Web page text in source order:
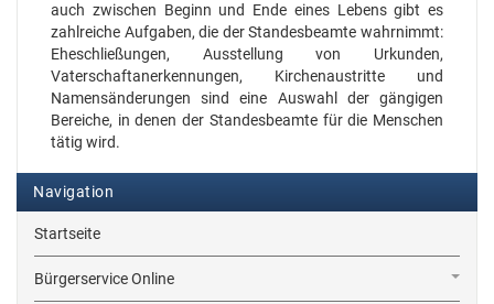
auch zwischen Beginn und Ende eines Lebens gibt es
zahlreiche Aufgaben, die der Standesbeamte wahrnimmt:
Eheschließungen, Ausstellung von Urkunden,
Vaterschaftanerkennungen, Kirchenaustritte und
Namensänderungen sind eine Auswahl der gängigen
Bereiche, in denen der Standesbeamte für die Menschen
tätig wird.
Navigation
Startseite
Bürgerservice Online